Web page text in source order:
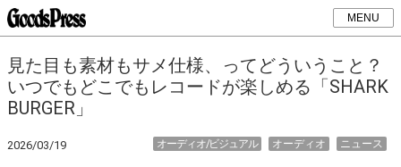
MENU
見た目も素材もサメ仕様、ってどういうこと？
いつでもどこでもレコードが楽しめる「SHARK
BURGER」
2026/03/19 ニュース
オーディオ
オーディオ/ビジュアル